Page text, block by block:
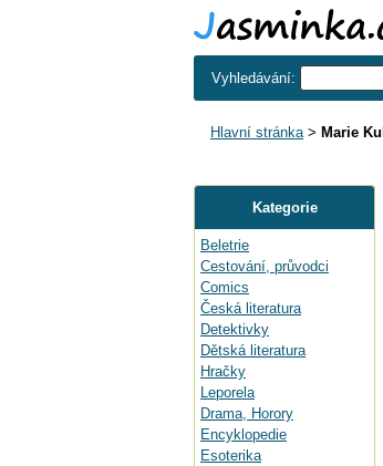
Vyhledávání:
Hlavní stránka> Marie
Kategorie
Beletrie
Cestování, průvodci
Comics
Česká literatura
Detektivky
Dětská literatura
Hračky
Leporela
Drama, Horory
Encyklopedie
Esoterika